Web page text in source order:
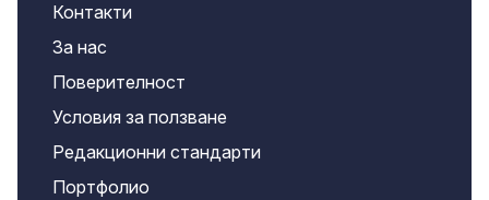
Контакти
За нас
Поверителност
Условия за ползване
Редакционни стандарти
Портфолио